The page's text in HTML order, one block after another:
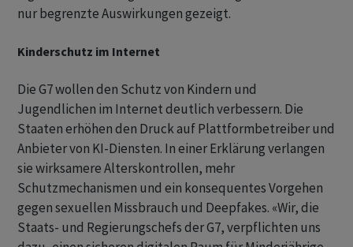
nur begrenzte Auswirkungen gezeigt.
Kinderschutz im Internet
Die G7 wollen den Schutz von Kindern und
Jugendlichen im Internet deutlich verbessern. Die
Staaten erhöhen den Druck auf Plattformbetreiber und
Anbieter von KI-Diensten. In einer Erklärung verlangen
sie wirksamere Alterskontrollen, mehr
Schutzmechanismen und ein konsequentes Vorgehen
gegen sexuellen Missbrauch und Deepfakes. «Wir, die
Staats- und Regierungschefs der G7, verpflichten uns